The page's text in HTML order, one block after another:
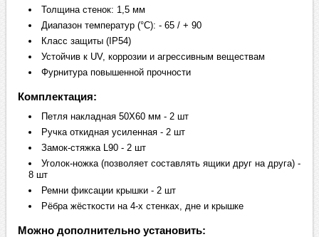
Толщина стенок: 1,5 мм
Диапазон температур (°C): - 65 / + 90
Класс защиты (IP54)
Устойчив к UV, коррозии и агрессивным веществам
Фурнитура повышенной прочности
Комплектация:
Петля накладная 50Х60 мм - 2 шт
Ручка откидная усиленная - 2 шт
Замок-стяжка L90 - 2 шт
Уголок-ножка (позволяет составлять ящики друг на друга) -
8 шт
Ремни фиксации крышки - 2 шт
Рёбра жёсткости на 4-х стенках, дне и крышке
Можно дополнительно установить: